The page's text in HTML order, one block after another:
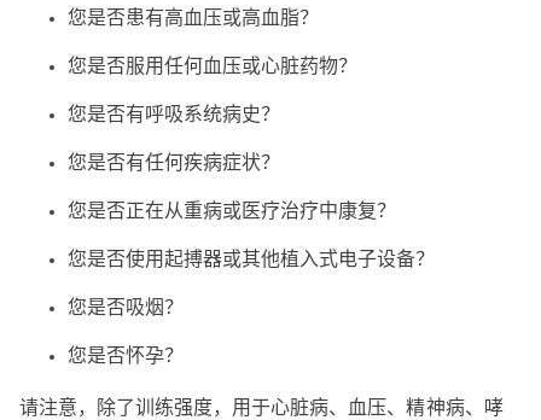
您是否患有高血压或高血脂？
您是否服用任何血压或心脏药物？
您是否有呼吸系统病史？
您是否有任何疾病症状？
您是否正在从重病或医疗治疗中康复？
您是否使用起搏器或其他植入式电子设备？
您是否吸烟？
您是否怀孕？
请注意，除了训练强度，用于心脏病、血压、精神病、哮